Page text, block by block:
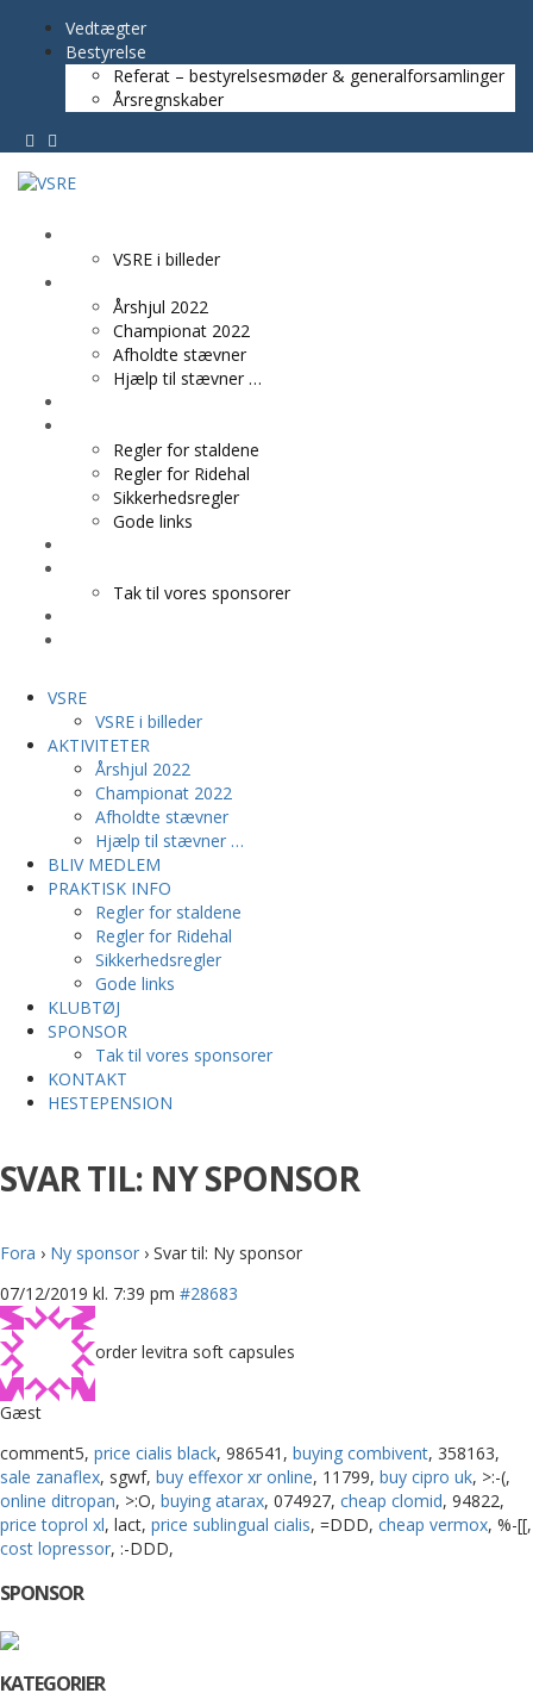
Vedtægter
Bestyrelse
Referat – bestyrelsesmøder & generalforsamlinger
Årsregnskaber
VSRE i billeder
Årshjul 2022
Championat 2022
Afholdte stævner
Hjælp til stævner …
Regler for staldene
Regler for Ridehal
Sikkerhedsregler
Gode links
Tak til vores sponsorer
VSRE
VSRE i billeder
AKTIVITETER
Årshjul 2022
Championat 2022
Afholdte stævner
Hjælp til stævner …
BLIV MEDLEM
PRAKTISK INFO
Regler for staldene
Regler for Ridehal
Sikkerhedsregler
Gode links
KLUBTØJ
SPONSOR
Tak til vores sponsorer
KONTAKT
HESTEPENSION
SVAR TIL: NY SPONSOR
Fora › Ny sponsor › Svar til: Ny sponsor
07/12/2019 kl. 7:39 pm #28683
order levitra soft capsules
Gæst
comment5, price cialis black, 986541, buying combivent, 358163,
sale zanaflex, sgwf, buy effexor xr online, 11799, buy cipro uk, >:-(,
online ditropan, >:O, buying atarax, 074927, cheap clomid, 94822,
price toprol xl, lact, price sublingual cialis, =DDD, cheap vermox, %-[[,
cost lopressor, :-DDD,
SPONSOR
KATEGORIER